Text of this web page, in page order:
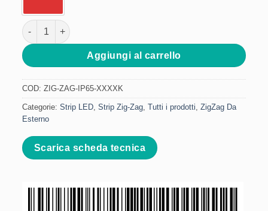
Strip LED ZigZag Da Esterno - 12V 7.2W/m 5 Metri quantità
Aggiungi al carrello
COD:ZIG-ZAG-IP65-XXXXK
Categorie:Strip LED,Strip Zig-Zag,Tutti i prodotti,ZigZag Da
Esterno
Scarica scheda tecnica